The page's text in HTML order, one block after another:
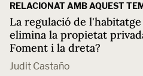
RELACIONAT AMB AQUEST
La regulació de
elimina la propietat
Foment i la dreta?
Judit Castaño